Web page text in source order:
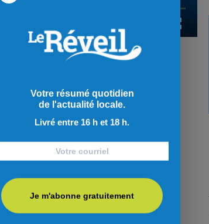
Votre résumé quotidien
de l'actualité locale.
Livré entre 16 h et 18 h.
Je m'abonne gratuitement